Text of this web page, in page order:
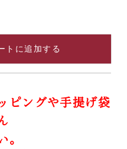
トに追加する
ピングや手提げ袋
。